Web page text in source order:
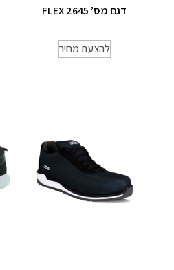
דגם מס’ 2645 FLEX
להצעת מחיר